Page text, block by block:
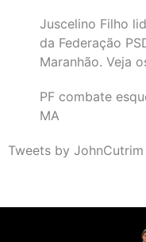
Juscelino Filho
da Federação
Maranhão. Veja
PF combate
MA
Tweets by JohnCutrim